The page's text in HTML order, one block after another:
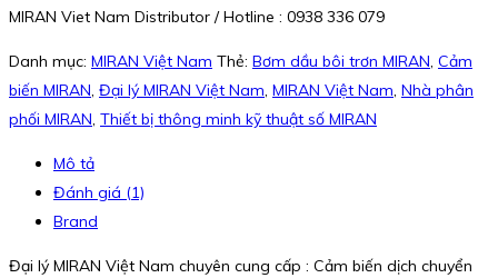
MIRAN Viet Nam Distributor / Hotline : 0938 336 079
Danh mục: MIRAN Việt Nam Thẻ: Bơm dầu bôi trơn MIRAN, Cảm
biến MIRAN, Đại lý MIRAN Việt Nam, MIRAN Việt Nam, Nhà phân
phối MIRAN, Thiết bị thông minh kỹ thuật số MIRAN
Mô tả
Đánh giá (1)
Brand
Đại lý MIRAN Việt Nam chuyên cung cấp : Cảm biến dịch chuyển